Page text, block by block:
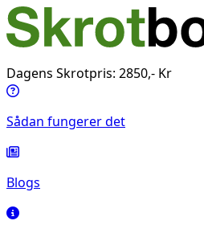
Dagens Skrotpris: 2850,- Kr
Sådan fungerer det
Blogs